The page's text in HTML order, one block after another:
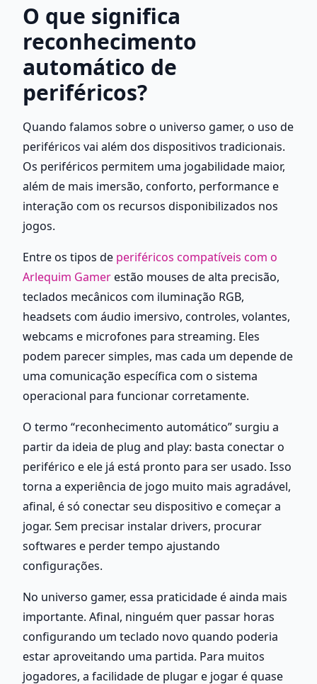
O que significa
reconhecimento
automático de
periféricos?
Quando falamos sobre o universo gamer, o uso de
periféricos vai além dos dispositivos tradicionais.
Os periféricos permitem uma jogabilidade maior,
além de mais imersão, conforto, performance e
interação com os recursos disponibilizados nos
jogos.
Entre os tipos de periféricos compatíveis com o
Arlequim Gamer estão mouses de alta precisão,
teclados mecânicos com iluminação RGB,
headsets com áudio imersivo, controles, volantes,
webcams e microfones para streaming. Eles
podem parecer simples, mas cada um depende de
uma comunicação específica com o sistema
operacional para funcionar corretamente.
O termo “reconhecimento automático” surgiu a
partir da ideia de plug and play: basta conectar o
periférico e ele já está pronto para ser usado. Isso
torna a experiência de jogo muito mais agradável,
afinal, é só conectar seu dispositivo e começar a
jogar. Sem precisar instalar drivers, procurar
softwares e perder tempo ajustando
configurações.
No universo gamer, essa praticidade é ainda mais
importante. Afinal, ninguém quer passar horas
configurando um teclado novo quando poderia
estar aproveitando uma partida. Para muitos
jogadores, a facilidade de plugar e jogar é quase